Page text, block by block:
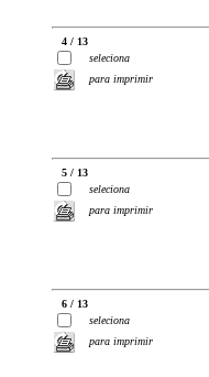
4 / 13
seleciona
para imprimir
5 / 13
seleciona
para imprimir
6 / 13
seleciona
para imprimir